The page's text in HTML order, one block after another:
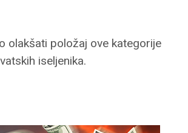
olakšati položaj ove kategorije
iseljenika.